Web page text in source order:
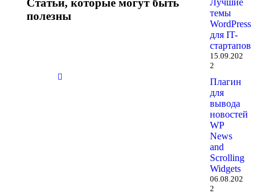
Статьи, которые могут быть
полезны
Тенденции
WordPress
сайтов в
2023
10.02.2023
Ежегодный
опрос
пользователей
и участников
разработки
Лучшие
темы
WordPress
для IT-
стартапов
15.09.202
2
Плагин
для
вывода
новостей
WP
News
and
Scrolling
Widgets
06.08.202
2